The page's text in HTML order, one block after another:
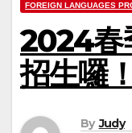
FOREIGN LANGUAGES
2024春
招生囉！
By Judy